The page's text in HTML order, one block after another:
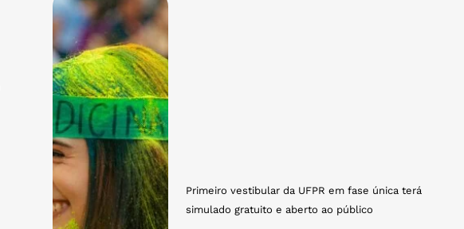
Primeiro vestibular da UFPR em fase única terá
simulado gratuito e aberto ao público